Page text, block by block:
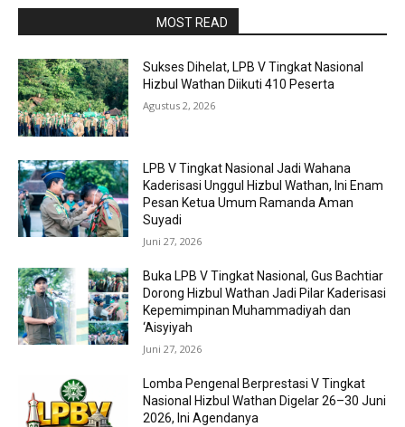
MOST READ
Sukses Dihelat, LPB V Tingkat Nasional
Hizbul Wathan Diikuti 410 Peserta
Agustus 2, 2026
LPB V Tingkat Nasional Jadi Wahana
Kaderisasi Unggul Hizbul Wathan, Ini Enam
Pesan Ketua Umum Ramanda Aman
Suyadi
Juni 27, 2026
Buka LPB V Tingkat Nasional, Gus Bachtiar
Dorong Hizbul Wathan Jadi Pilar Kaderisasi
Kepemimpinan Muhammadiyah dan
‘Aisyiyah
Juni 27, 2026
Lomba Pengenal Berprestasi V Tingkat
Nasional Hizbul Wathan Digelar 26–30 Juni
2026, Ini Agendanya